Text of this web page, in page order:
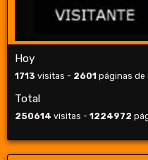
Hoy
1713 visitas - 2601 páginas
Total
250614 visitas - 1224972